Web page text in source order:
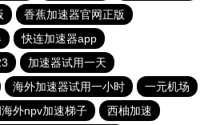
香蕉加速器官网正版
快连加速器app
加速器试用一天
海外加速器试用一小时
一元机场
外npv加速梯子 西柚加速